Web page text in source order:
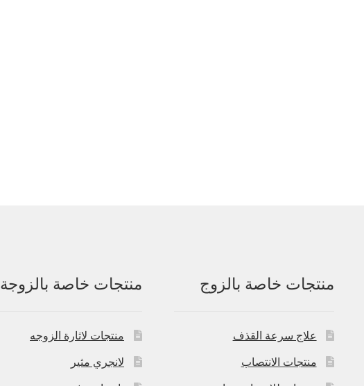
منتجات خاصة بالزوج
علاج سرعة القذف
منتجات الانتصاب
منتجات خاصة بالزوجة
منتجات لاثارة الزوجه
لانجري مثير